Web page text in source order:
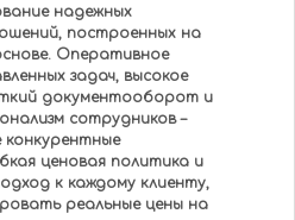
надежных
построенных на
Оперативное
задач, высокое
документооборот и
сотрудников –
ценовая политика и
к каждому клиенту,
реальные цены на